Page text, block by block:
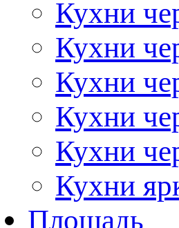
Кухни
Кухни
Кухни
Кухни
Кухни
Кухни
Площадь